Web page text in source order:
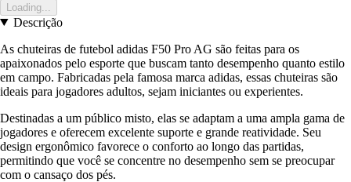
Loading...
Descrição
As chuteiras de futebol adidas F50 Pro AG são feitas para os
apaixonados pelo esporte que buscam tanto desempenho quanto estilo
em campo. Fabricadas pela famosa marca adidas, essas chuteiras são
ideais para jogadores adultos, sejam iniciantes ou experientes.
Destinadas a um público misto, elas se adaptam a uma ampla gama de
jogadores e oferecem excelente suporte e grande reatividade. Seu
design ergonômico favorece o conforto ao longo das partidas,
permitindo que você se concentre no desempenho sem se preocupar
com o cansaço dos pés.